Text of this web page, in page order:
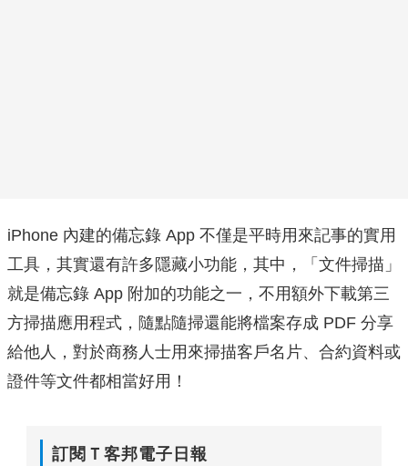
iPhone 內建的備忘錄 App 不僅是平時用來記事的實用
工具，其實還有許多隱藏小功能，其中，「文件掃描」
就是備忘錄 App 附加的功能之一，不用額外下載第三
方掃描應用程式，隨點隨掃還能將檔案存成 PDF 分享
給他人，對於商務人士用來掃描客戶名片、合約資料或
證件等文件都相當好用！
訂閱Ｔ客邦電子日報